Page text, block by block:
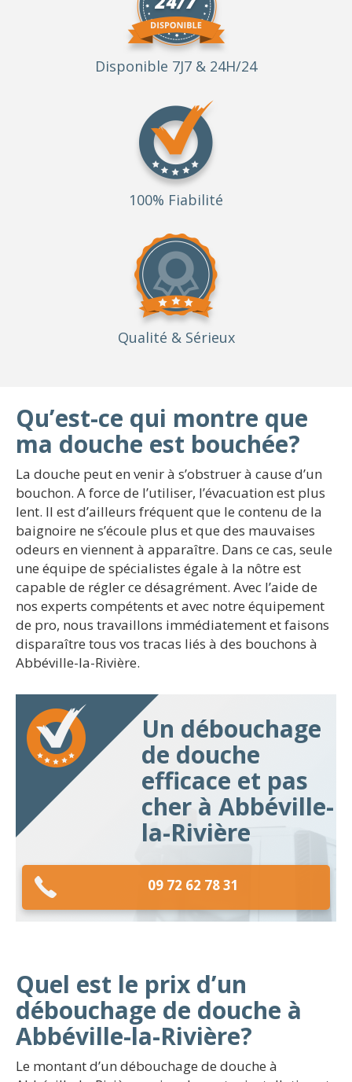
Disponible 7J7 & 24H/24
100% Fiabilité
Qualité & Sérieux
Qu’est-ce qui montre que
ma douche est bouchée?
La douche peut en venir à s’obstruer à cause d’un
bouchon. A force de l’utiliser, l’évacuation est plus
lent. Il est d’ailleurs fréquent que le contenu de la
baignoire ne s’écoule plus et que des mauvaises
odeurs en viennent à apparaître. Dans ce cas, seule
une équipe de spécialistes égale à la nôtre est
capable de régler ce désagrément. Avec l’aide de
nos experts compétents et avec notre équipement
de pro, nous travaillons immédiatement et faisons
disparaître tous vos tracas liés à des bouchons à
Abbéville-la-Rivière.
Un débouchage
de douche
efficace et pas
cher à Abbéville-
la-Rivière
09 72 62 78 31
Quel est le prix d’un
débouchage de douche à
Abbéville-la-Rivière?
Le montant d’un débouchage de douche à